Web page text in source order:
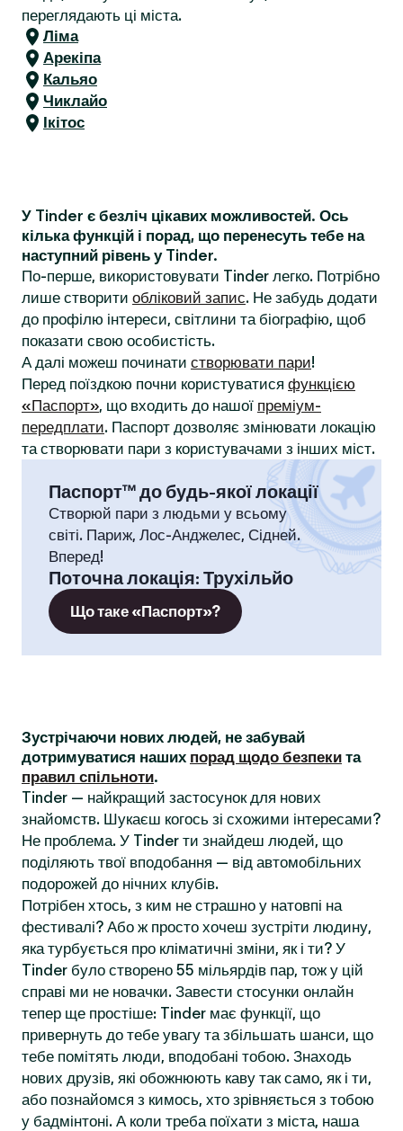
переглядають ці міста.
Ліма
Арекіпа
Кальяо
Чиклайо
Ікітос
У Tinder є безліч цікавих можливостей. Ось
кілька функцій і порад, що перенесуть тебе на
наступний рівень у Tinder.
По-перше, використовувати Tinder легко. Потрібно
лише створити обліковий запис. Не забудь додати
до профілю інтереси, світлини та біографію, щоб
показати свою особистість.
А далі можеш починати створювати пари!
Перед поїздкою почни користуватися функцією
«Паспорт», що входить до нашої преміум-
передплати. Паспорт дозволяє змінювати локацію
та створювати пари з користувачами з інших міст.
Паспорт™ до будь-якої локації
Створюй пари з людьми у всьому
світі. Париж, Лос-Анджелес, Сідней.
Вперед!
Поточна локація: Трухільйо
Що таке «Паспорт»?
Зустрічаючи нових людей, не забувай
дотримуватися наших порад щодо безпеки та
правил спільноти.
Tinder — найкращий застосунок для нових
знайомств. Шукаєш когось зі схожими інтересами?
Не проблема. У Tinder ти знайдеш людей, що
поділяють твої вподобання — від автомобільних
подорожей до нічних клубів.
Потрібен хтось, з ким не страшно у натовпі на
фестивалі? Або ж просто хочеш зустріти людину,
яка турбується про кліматичні зміни, як і ти? У
Tinder було створено 55 мільярдів пар, тож у цій
справі ми не новачки. Завести стосунки онлайн
тепер ще простіше: Tinder має функції, що
привернуть до тебе увагу та збільшать шанси, що
тебе помітять люди, вподобані тобою. Знаходь
нових друзів, які обожнюють каву так само, як і ти,
або познайомся з кимось, хто зрівняється з тобою
у бадмінтоні. А коли треба поїхати з міста, наша